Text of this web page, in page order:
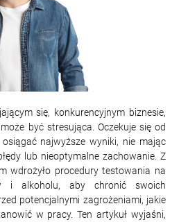
się, konkurencyjnym biznesie,
być stresująca. Oczekuje się od
najwyższe wyniki, nie mając
lub nieoptymalne zachowanie. Z
wdrożyło procedury testowania na
i alkoholu, aby chronić swoich
potencjalnymi zagrożeniami, jakie
w pracy. Ten artykuł wyjaśni,